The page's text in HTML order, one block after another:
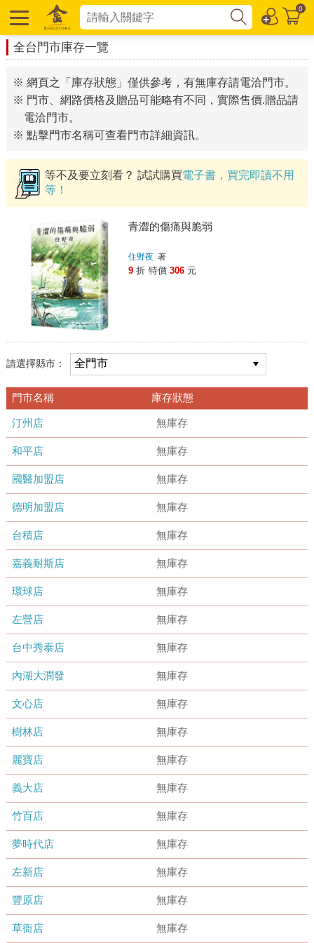
0
全台門市庫存一覽
※ 網頁之「庫存狀態」僅供參考，有無庫存請電洽門市。
※ 門市、網路價格及贈品可能略有不同，實際售價.贈品請
電洽門市。
※ 點擊門市名稱可查看門市詳細資訊。
等不及要立刻看？ 試試購買電子書，買完即讀不用
等！
青澀的傷痛與脆弱
住野夜 著
9 折 特價 306 元
請選擇縣市：
門市名稱 庫存狀態
汀州店 無庫存
和平店 無庫存
國醫加盟店 無庫存
德明加盟店 無庫存
台積店 無庫存
嘉義耐斯店 無庫存
環球店 無庫存
左營店 無庫存
台中秀泰店 無庫存
內湖大潤發 無庫存
文心店 無庫存
樹林店 無庫存
麗寶店 無庫存
義大店 無庫存
竹百店 無庫存
夢時代店 無庫存
左新店 無庫存
豐原店 無庫存
草衙店 無庫存